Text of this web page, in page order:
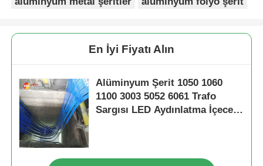
En İyi Fiyatı Alın
Alüminyum Şerit 1050 1060
1100 3003 5052 6061 Trafo
Sargısı LED Aydınlatma İçecek